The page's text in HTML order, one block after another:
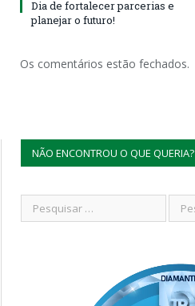
Dia de fortalecer parcerias e
planejar o futuro!
Os comentários estão fechados.
NÃO ENCONTROU O QUE QUERIA?